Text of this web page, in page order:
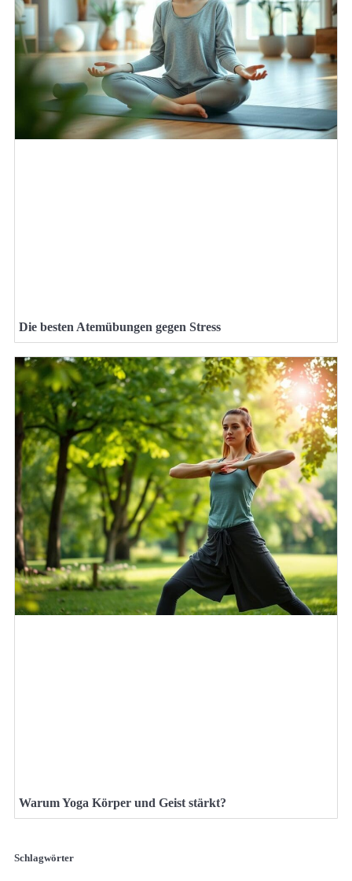
Die besten Atemübungen gegen Stress
Warum Yoga Körper und Geist stärkt?
Schlagwörter